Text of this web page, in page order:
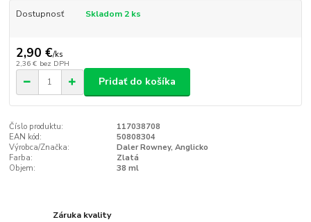
Dostupnosť Skladom 2 ks
2,90 €/ks
2,36 € bez DPH
Pridať do košíka
Číslo produktu:
117038708
EAN kód:
50808304
Výrobca/Značka:
Daler Rowney, Anglicko
Farba:
Zlatá
Objem:
38 ml
Záruka kvality